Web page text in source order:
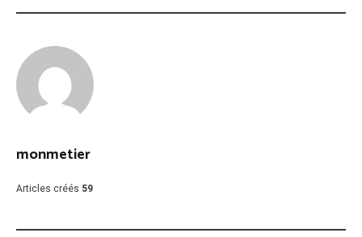
monmetier
Articles créés 59